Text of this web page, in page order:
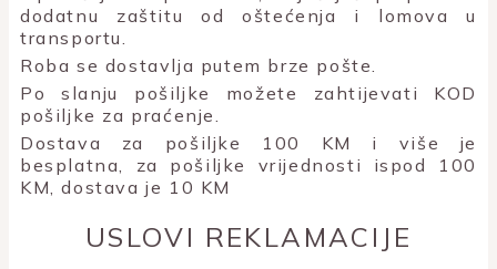
dodatnu zaštitu od oštećenja i lomova u
transportu.
Roba se dostavlja putem brze pošte.
Po slanju pošiljke možete zahtijevati KOD
pošiljke za praćenje.
Dostava za pošiljke 100 KM i više je
besplatna, za pošiljke vrijednosti ispod 100
KM, dostava je 10 KM
USLOVI REKLAMACIJE